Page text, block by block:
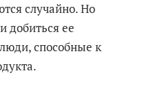
случайно. Но
добиться ее
способные к